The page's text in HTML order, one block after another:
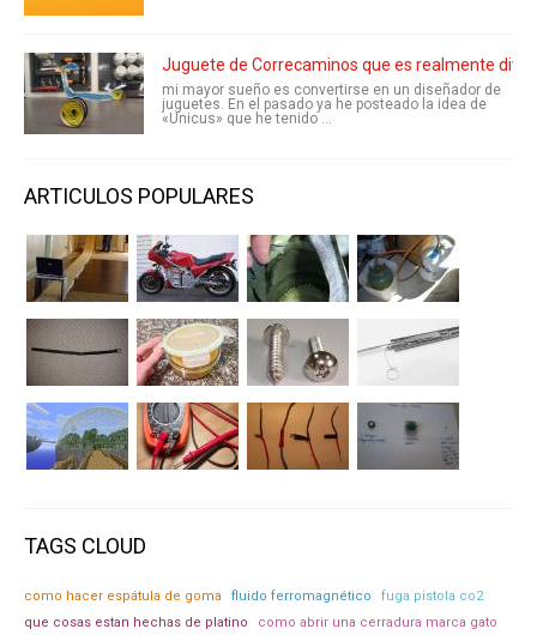
Juguete de Correcaminos que es realmente
mi mayor sueño es convertirse en un diseñador de
juguetes. En el pasado ya he posteado la idea de
«Unicus» que he tenido ...
ARTICULOS POPULARES
TAGS CLOUD
como hacer espátula de goma fluido ferromagnético
fuga pistola co2
que cosas estan hechas de platino
como abrir una cerradura marca gato